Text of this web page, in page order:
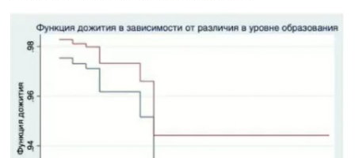
Брак и доход
Ответ на вопрос, что влияет на длительность и
брака, сегодня актуален для большинства стран.
магистерской программы «Экономический анализ»
Сек в своей магистерской диссертации «Исследование
взаимосвязи длительности браков с их
уровню образования и дохода» обнаружил и
подтвердил взаимосвязь между разрывом супругов в